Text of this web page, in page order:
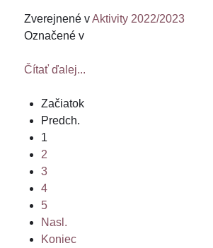
Zverejnené vAktivity 2022/2023
Označené v
Čítať ďalej...
Začiatok
Predch.
1
2
3
4
5
Nasl.
Koniec